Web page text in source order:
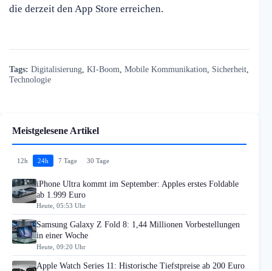
die derzeit den App Store erreichen.
Tags: Digitalisierung KI-Boom Mobile Kommunikation Sicherheit
Technologie
Meistgelesene Artikel
12h 24h 7 Tage 30 Tage
iPhone Ultra kommt im September: Apples erstes Foldable
ab 1.999 Euro
Heute, 05:53 Uhr
Samsung Galaxy Z Fold 8: 1,44 Millionen Vorbestellungen
in einer Woche
Heute, 09:20 Uhr
Apple Watch Series 11: Historische Tiefstpreise ab 200 Euro